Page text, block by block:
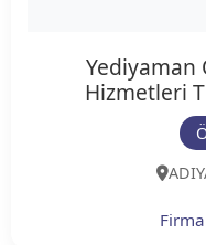
Yediyaman
Hizmetleri